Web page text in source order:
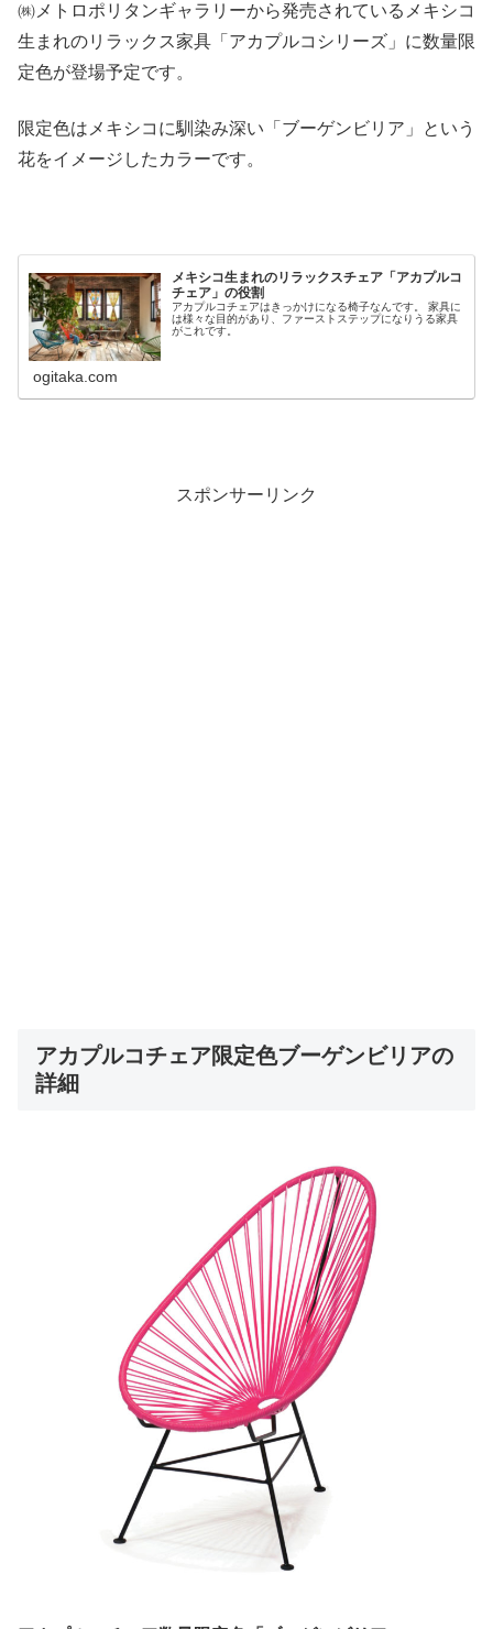
㈱メトロポリタンギャラリーから発売されているメキシコ
生まれのリラックス家具「アカプルコシリーズ」に数量限
定色が登場予定です。
限定色はメキシコに馴染み深い「ブーゲンビリア」という
花をイメージしたカラーです。
メキシコ生まれのリラックスチェア「アカプルコ
チェア」の役割
アカプルコチェアはきっかけになる椅子なんです。 家具に
は様々な目的があり、ファーストステップになりうる家具
がこれです。
ogitaka.com
スポンサーリンク
アカプルコチェア限定色ブーゲンビリアの
詳細